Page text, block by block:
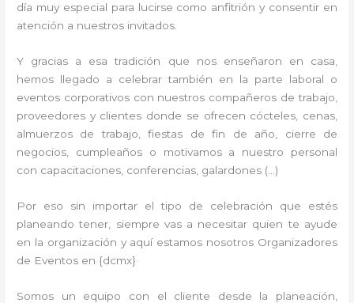
día muy especial para lucirse como anfitrión y consentir en
atención a nuestros invitados.
Y gracias a esa tradición que nos enseñaron en casa,
hemos llegado a celebrar también en la parte laboral o
eventos corporativos con nuestros compañeros de trabajo,
proveedores y clientes donde se ofrecen cócteles, cenas,
almuerzos de trabajo, fiestas de fin de año, cierre de
negocios, cumpleaños o motivamos a nuestro personal
con capacitaciones, conferencias, galardones (…)
Por eso sin importar el tipo de celebración que estés
planeando tener, siempre vas a necesitar quien te ayude
en la organización y aquí estamos nosotros Organizadores
de Eventos en {dcmx}
Somos un equipo con el cliente desde la planeación,